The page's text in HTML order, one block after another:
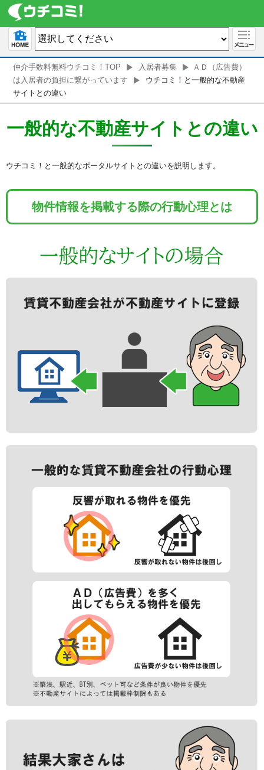
仲介手数料無料ウチコミ！TOP 入居者募集
ＡＤ（広告費）
は入居者の負担に繋がっています
ウチコミ！と一般的な不動産
サイトとの違い
一般的な不動産サイトとの違い
ウチコミ！と一般的なポータルサイトとの違いを説明します。
物件情報を掲載する際の行動心理とは